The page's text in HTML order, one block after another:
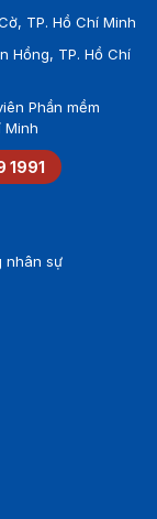
TP. Hồ Chí Minh
Hồng, TP. Hồ Chí
Phần mềm
Minh
1991
nhân sự